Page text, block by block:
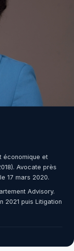
économique et
Avocate près
17 mars 2020.
Advisory.
2021 puis Litigation